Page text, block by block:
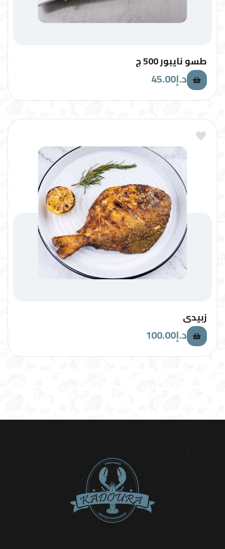
طسو نايبور 500 ج
د.إ45.00
زبيدي
د.إ100.00